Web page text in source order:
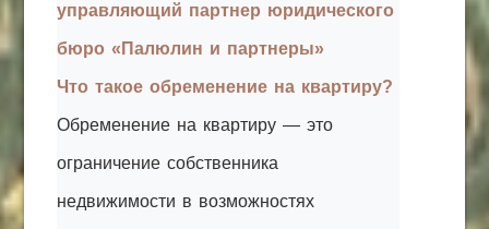
управляющий партнер юридического
бюро «Палюлин и партнеры»
Что такое обременение на квартиру?
Обременение на квартиру — это
ограничение собственника
недвижимости в возможностях